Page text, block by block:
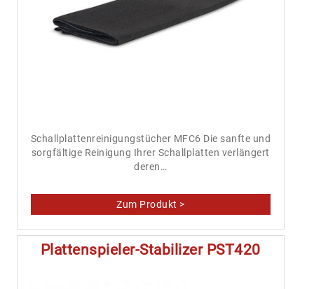
Schallplattenreinigungstücher MFC6 Die sanfte und
sorgfältige Reinigung Ihrer Schallplatten verlängert
deren…
Plattenspieler-Stabilizer PST420